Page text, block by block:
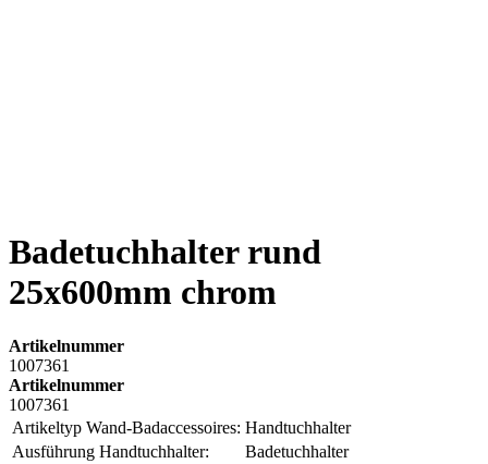
Badetuchhalter rund
25x600mm chrom
Artikelnummer
1007361
Artikelnummer
1007361
Artikeltyp Wand-Badaccessoires: Handtuchhalter
Ausführung Handtuchhalter:
Badetuchhalter